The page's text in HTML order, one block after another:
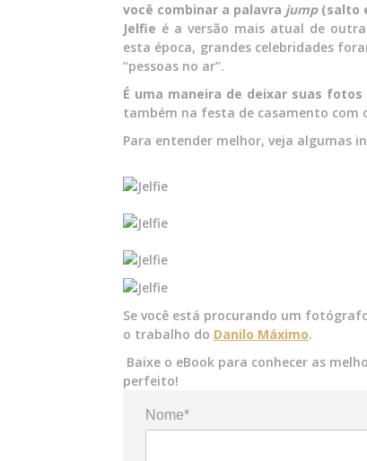
você combinar a palavra jump(salto
Jelfie é a versão mais atual de
esta época, grandes celebridades
“pessoas no ar”.
É uma maneira de deixar suas
também na festa de casamento com
Para entender melhor, veja algumas
Se você está procurando um
o trabalho do Danilo Máximo.
Baixe o eBook para conhecer as
perfeito!
Nome*